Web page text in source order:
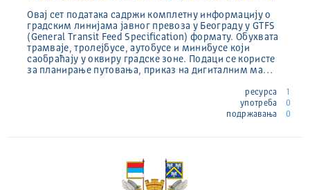
Овај сет података садржи комплетну информацију о
градским линијама јавног превоза у Београду у GTFS
(General Transit Feed Specification) формату. Обухвата
трамваје, тролејбусе, аутобусе и минибусе који
саобраћају у оквиру градске зоне. Подаци се користе
за планирање путовања, приказ на дигиталним ма…
ресурса
1
употреба
0
подржавања
0